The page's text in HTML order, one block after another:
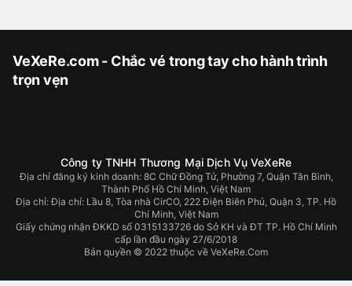
VeXeRe.com - Chắc vé trong tay cho hành trình
trọn vẹn
Công ty TNHH Thương Mại Dịch Vụ VeXeRe
Địa chỉ đăng ký kinh doanh: 8C Chữ Đồng Tử, Phường 7, Quận Tân Bình,
Thành Phố Hồ Chí Minh, Việt Nam
Địa chỉ:Địa chỉ: Lầu 8, Tòa nhà CirCO, 222 Điện Biên Phủ, Quận 3, TP. Hồ
Chí Minh, Việt Nam
Giấy chứng nhận ĐKKD số 0315133726 do Sở KH và ĐT TP. Hồ Chí Minh
cấp lần đầu ngày 27/6/2018
Bản quyền © 2022 thuộc về VeXeRe.Com